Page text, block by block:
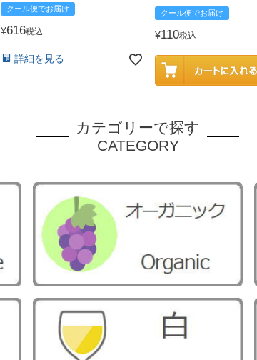
クール便でお届け
¥616税込
詳細を見る
クール便でお届け
¥110税込
カテゴリーで探す
CATEGORY